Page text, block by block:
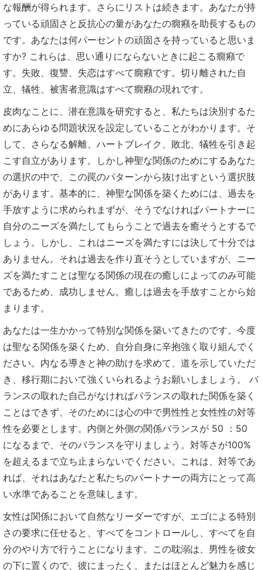
な報酬が得られます。さらにリストは続きます。あなたが持
っている頑固さと反抗心の量があなたの癇癪を助長するもの
です。あなたは何パーセントの頑固さを持っていると思いま
すか? これらは、思い通りにならないときに起こる癇癪で
す。失敗、復讐、失恋はすべて癇癪です。切り離された自
立、犠牲、被害者意識はすべて癇癪の現れです。
皮肉なことに、潜在意識を研究すると、私たちは決別するた
めにあらゆる問題状況を設定していることがわかります。そ
して、さらなる解離、ハートブレイク、敗北、犠牲を引き起
こす自立があります。しかし神聖な関係のためにするあなた
の選択の中で、この罠のパターンから抜け出すという選択肢
があります。基本的に、神聖な関係を築くためには、過去を
手放すように求められまずが、そうでなければパートナーに
自分のニーズを満たしてもらうことで過去を癒そうとするで
しょう。しかし、これはニーズを満たすには決して十分では
ありません。それは過去を作り直そうとしていますが、ニー
ズを満たすことは聖なる関係の現在の癒しによってのみ可能
であるため、成功しません。癒しは過去を手放すことから始
まります。
あなたは一生かかって特別な関係を築いてきたのです。今度
は聖なる関係を築くため、自分自身に辛抱強く取り組んでく
ださい。内なる導きと神の助けを求めて、道を示していただ
き、移行期において強くいられるようお願いしましょう。 バ
ランスの取れた自己がなければバランスの取れた関係を築く
ことはできず、そのためには心の中で男性性と女性性の対等
性を必要とします。内側と外側の関係バランスが 50 ：50
になるまで、そのバランスを守りましょう。対等さが100%
を超えるまで立ち止まらないでください。これは、対等であ
れば、それはあなたと私たちのパートナーの両方にとって高
い水準であることを意味します。
女性は関係において自然なリーダーですが、エゴによる特別
さの要求に任せると、すべてをコントロールし、すべてを自
分のやり方で行うことになります。この耽溺は、男性を彼女
の下に置くので、彼にまったく、またはほとんど魅力を感じ